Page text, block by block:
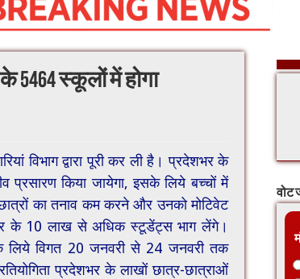
के 5464 स्कूलों में होगा
विभाग द्वारा पूरी कर ली है। प्रदेशभर के
प्रसारण किया जायेगा, इसके लिये बच्चों में
छात्रों का तनाव कम करने और उनको मोटिवेट
के 10 लाख से अधिक स्टूडेंट्स भाग लेंगे।
के लिये विगत 20 जनवरी से 24 जनवरी तक
प्रदेशभर के लाखों छात्र-छात्राओं
वोट